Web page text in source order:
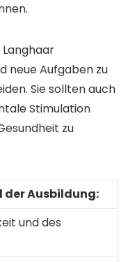
neue Aufgaben zu
Sie sollten auch
Stimulation
zu
der Ausbildung:
und des